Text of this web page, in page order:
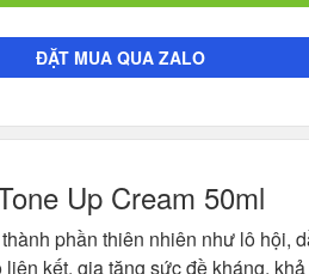
ĐẶT MUA QUA ZALO
Up Cream 50ml
phần thiên nhiên như lô hội,
kết, gia tăng sức đề kháng,